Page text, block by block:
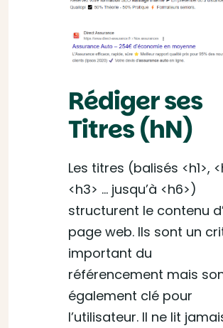
Rédiger ses
Titres (hN)
Les titres (balisés <h1>,
<h3> … jusqu’à <h6>)
structurent le contenu
page web. Ils sont un
important du
référencement mais
également clé pour
l’utilisateur. Il ne lit